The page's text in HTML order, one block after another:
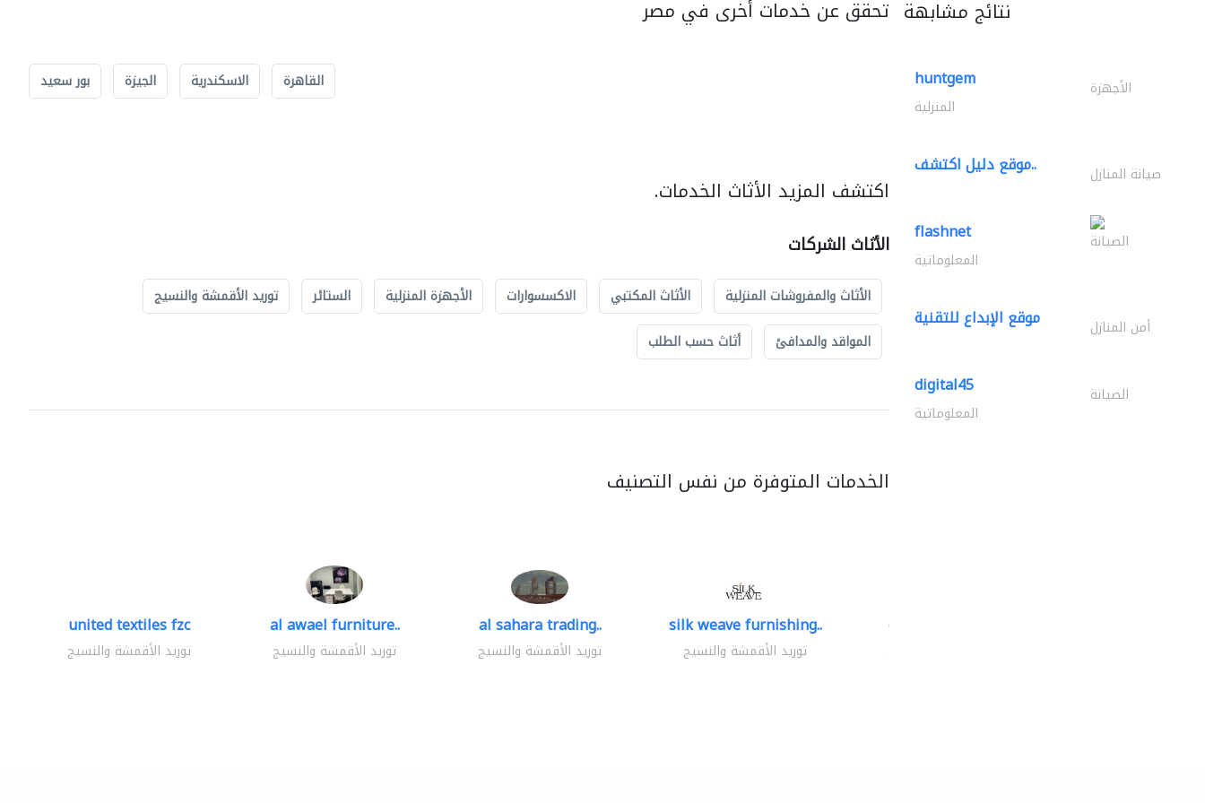
تحقق عن خدمات أخرى في مصر
القاهرة الاسكندرية الجيزة بور سعيد
اكتشف المزيد الأثاث الخدمات.
الأثاث الشركات
الأثاث والمفروشات المنزلية الأثاث المكتبي الاكسسوارات الأجهزة المنزلية الستائر
توريد الأقمشة والنسيج
المواقد والمدافئ
أثاث حسب الطلب
الخدمات المتوفرة من نفس التصنيف
united textiles fzc
توريد الأقمشة والنسيج
al awael furniture..
توريد الأقمشة والنسيج
al sahara trading..
توريد الأقمشة والنسيج
silk weave furnishing..
توريد الأقمشة والنسيج
chrysels decore llc
نتائج مشابهة
huntgem الأجهزة
المنزلية
موقع دليل اكتشف.. صيانة المنازل
flashnet الصيانة
المعلوماتية
موقع الإبداع للتقنية أمن المنازل
digital45 الصيانة
المعلوماتية